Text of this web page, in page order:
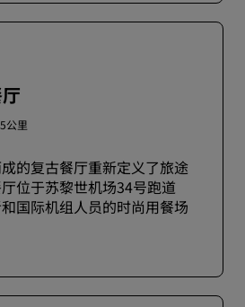
公里
的复古餐厅重新定义了旅途
位于苏黎世机场34号跑道
国际机组人员的时尚用餐场